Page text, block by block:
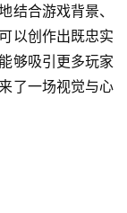
结合游戏背景、
以创作出既忠实
够吸引更多玩家
了一场视觉与心